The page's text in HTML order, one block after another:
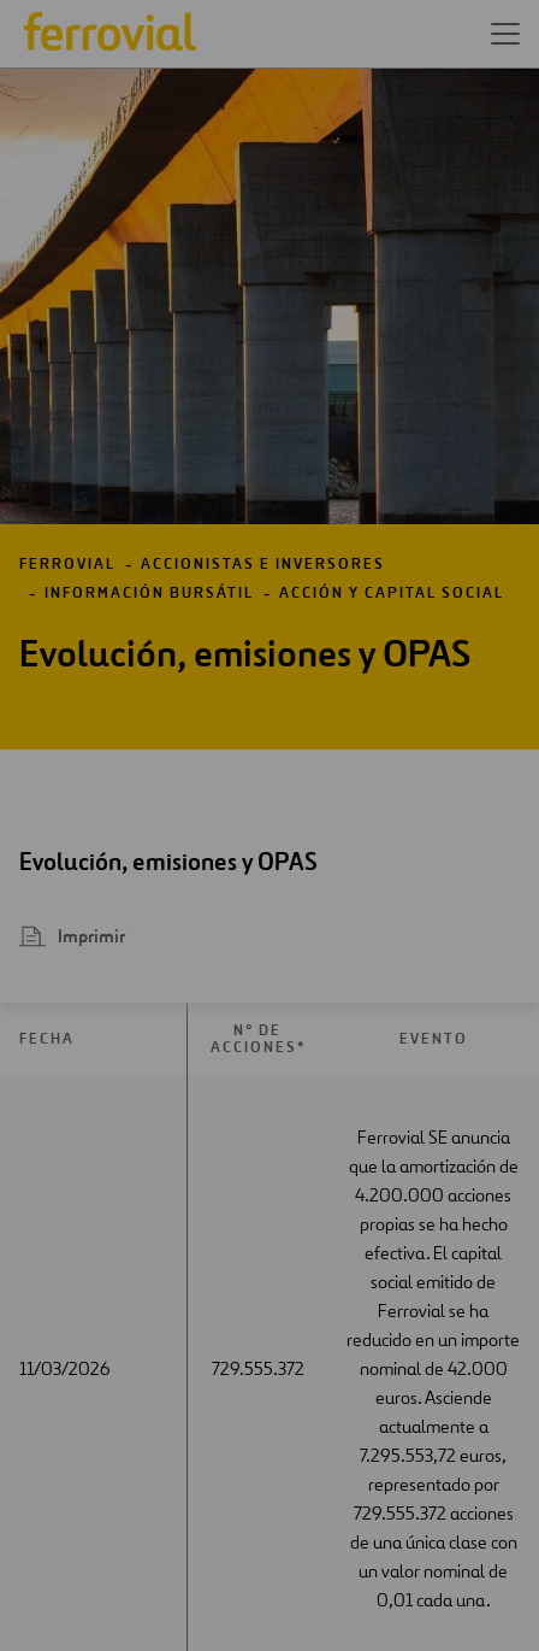
FERROVIAL
ACCIONISTAS E INVERSORES
INFORMACIÓN BURSÁTIL
ACCIÓN Y CAPITAL SOCIAL
Evolución, emisiones y OPAS
Evolución, emisiones y OPAS
Imprimir
FECHA
11/03/2026
FECHA
Nº DE
ACCIONES*
EVENTO
11/03/2026 729.555.372
Ferrovial SE anuncia
que la amortización de
4.200.000 acciones
propias se ha hecho
efectiva. El capital
social emitido de
Ferrovial se ha
reducido en un importe
nominal de 42.000
euros. Asciende
actualmente a
7.295.553,72 euros,
representado por
729.555.372 acciones
de una única clase con
un valor nominal de
0,01 cada una.